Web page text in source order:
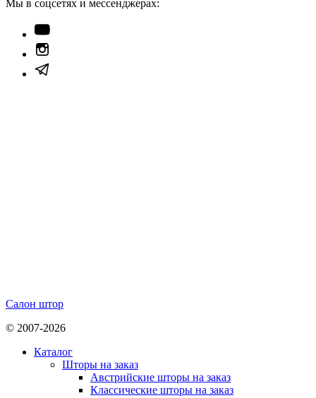
Мы в соцсетях и мессенджерах:
Салон штор
© 2007-2026
Каталог
Шторы на заказ
Австрийские шторы на заказ
Классические шторы на заказ